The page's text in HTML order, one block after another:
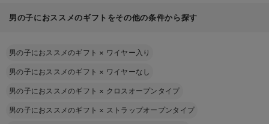
男の子におススメのギフトをその他の条件から探す
男の子におススメのギフト × ワイヤー入り
男の子におススメのギフト × ワイヤーなし
男の子におススメのギフト × クロスオープンタイプ
男の子におススメのギフト × ストラップオープンタイプ